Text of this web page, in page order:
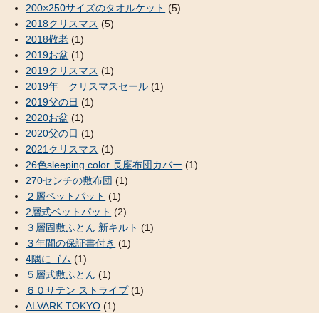
200×250サイズのタオルケット (5)
2018クリスマス (5)
2018敬老 (1)
2019お盆 (1)
2019クリスマス (1)
2019年 クリスマスセール (1)
2019父の日 (1)
2020お盆 (1)
2020父の日 (1)
2021クリスマス (1)
26色sleeping color 長座布団カバー (1)
270センチの敷布団 (1)
２層ベットパット (1)
2層式ベットパット (2)
３層固敷ふとん 新キルト (1)
３年間の保証書付き (1)
4隅にゴム (1)
５層式敷ふとん (1)
６０サテン ストライプ(1)
ALVARK TOKYO (1)